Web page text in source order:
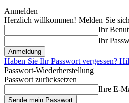
Anmelden
Herzlich willkommen! Melden Sie
Ihr
Ihr
Haben Sie Ihr Passwort vergessen?
Passwort-Wiederherstellung
Passwort zurücksetzen
Ihre E-